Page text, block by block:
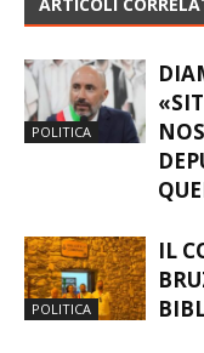
POLITICA
POLITICA
IL